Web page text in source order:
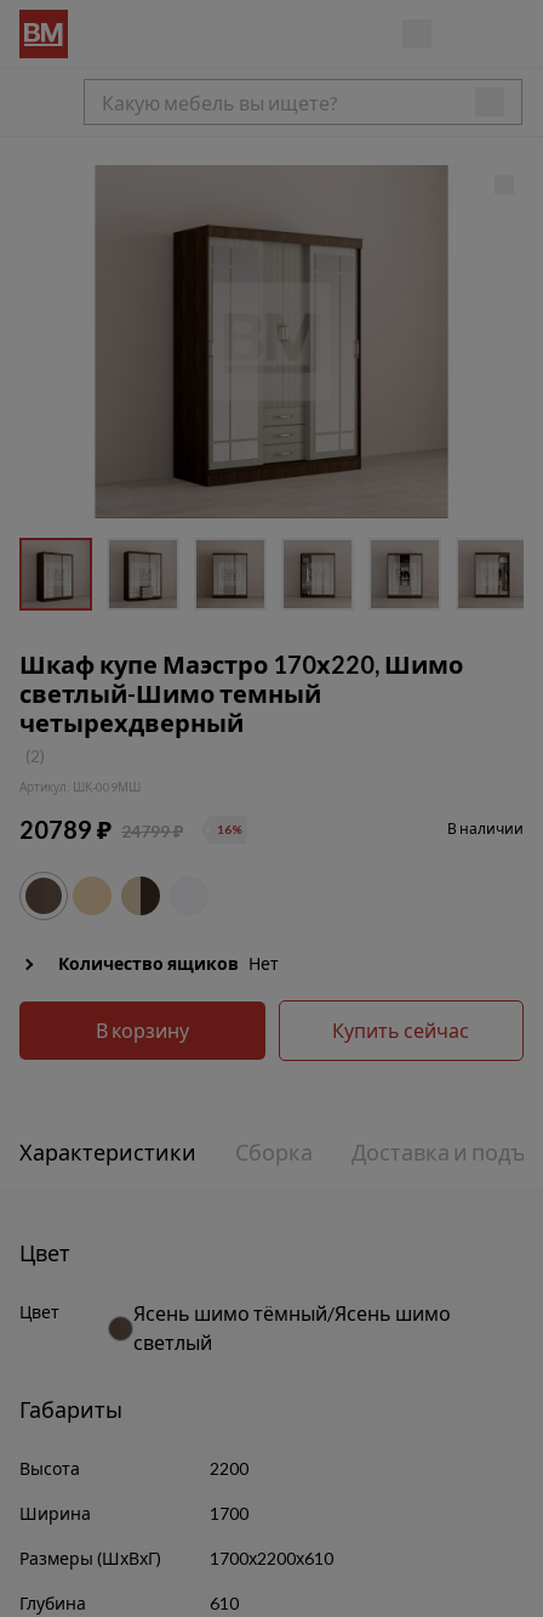
Шкаф купе Маэстро 170х220, Шимо
светлый-Шимо темный
четырехдверный
(2)
Артикул: ШК-009МШ
20789 ₽ 24799 ₽ 16% В наличии
Количество ящиков Нет
В корзину Купить сейчас
Характеристики Сборка Доставка и
Цвет
Цвет
Ясень шимо тёмный/Ясень шимо
светлый
Габариты
Высота 2200
Ширина 1700
Размеры (ШхВхГ) 1700х2200х610
Глубина 610